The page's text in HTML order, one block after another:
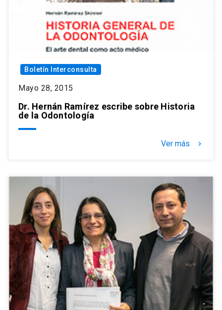
Boletín Interconsulta
Mayo 28, 2015
Dr. Hernán Ramírez escribe sobre Historia
de la Odontología
Ver más keyboard_arrow_right